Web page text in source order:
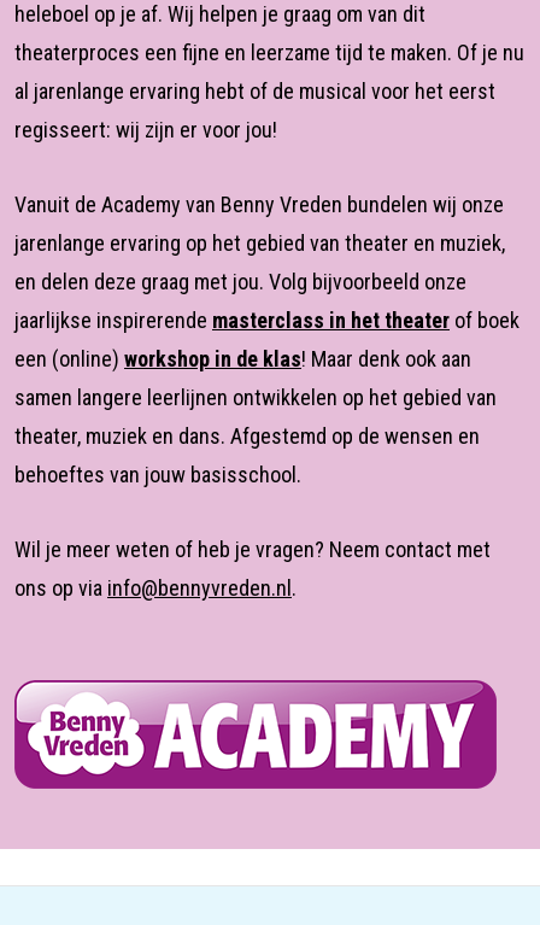
heleboel op je af. Wij helpen je graag om van dit
theaterproces een fijne en leerzame tijd te maken. Of je nu
al jarenlange ervaring hebt of de musical voor het eerst
regisseert: wij zijn er voor jou!
Vanuit de Academy van Benny Vreden bundelen wij onze
jarenlange ervaring op het gebied van theater en muziek,
en delen deze graag met jou. Volg bijvoorbeeld onze
jaarlijkse inspirerende masterclass in het theater of boek
een (online) workshop in de klas! Maar denk ook aan
samen langere leerlijnen ontwikkelen op het gebied van
theater, muziek en dans. Afgestemd op de wensen en
behoeftes van jouw basisschool.
Wil je meer weten of heb je vragen? Neem contact met
ons op via info@bennyvreden.nl .